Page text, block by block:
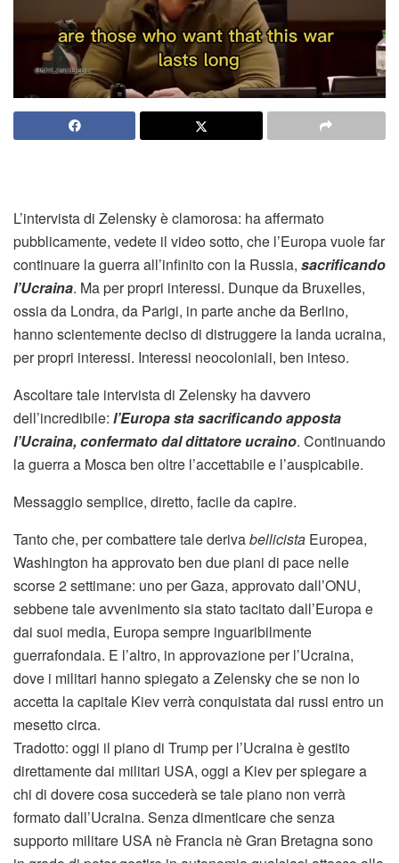
L’intervista di Zelensky è clamorosa: ha affermato
pubblicamente, vedete il video sotto, che l’Europa vuole far
continuare la guerra all’infinito con la Russia, sacrificando
l’Ucraina. Ma per propri interessi. Dunque da Bruxelles,
ossia da Londra, da Parigi, in parte anche da Berlino,
hanno scientemente deciso di distruggere la landa ucraina,
per propri interessi. Interessi neocoloniali, ben inteso.
Ascoltare tale intervista di Zelensky ha davvero
dell’incredibile: l’Europa sta sacrificando apposta
l’Ucraina, confermato dal dittatore ucraino. Continuando
la guerra a Mosca ben oltre l’accettabile e l’auspicabile.
Messaggio semplice, diretto, facile da capire.
Tanto che, per combattere tale derivabellicista Europea,
Washington ha approvato ben due piani di pace nelle
scorse 2 settimane: uno per Gaza, approvato dall’ONU,
sebbene tale avvenimento sia stato tacitato dall’Europa e
dai suoi media, Europa sempre inguaribilmente
guerrafondaia. E l’altro, in approvazione per l’Ucraina,
dove i militari hanno spiegato a Zelensky che se non lo
accetta la capitale Kiev verrà conquistata dai russi entro un
mesetto circa.
Tradotto: oggi il piano di Trump per l’Ucraina è gestito
direttamente dai militari USA, oggi a Kiev per spiegare a
chi di dovere cosa succederà se tale piano non verrà
formato dall’Ucraina. Senza dimenticare che senza
supporto militare USA nè Francia nè Gran Bretagna sono